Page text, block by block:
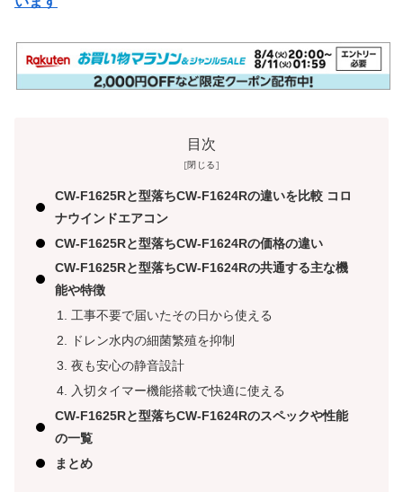
目次
CW-F1625Rと型落ちCW-F1624Rの違いを比較 コロ
ナウインドエアコン
CW-F1625Rと型落ちCW-F1624Rの価格の違い
CW-F1625Rと型落ちCW-F1624Rの共通する主な機
能や特徴
工事不要で届いたその日から使える
ドレン水内の細菌繁殖を抑制
夜も安心の静音設計
入切タイマー機能搭載で快適に使える
CW-F1625Rと型落ちCW-F1624Rのスペックや性能
の一覧
まとめ